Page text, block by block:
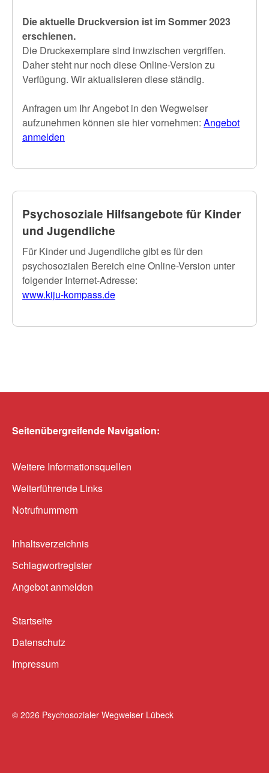
Die aktuelle Druckversion ist im Sommer 2023
erschienen.
Die Druckexemplare sind inwzischen vergriffen.
Daher steht nur noch diese Online-Version zu
Verfügung. Wir aktualisieren diese ständig.
Anfragen um Ihr Angebot in den Wegweiser
aufzunehmen können sie hier vornehmen: Angebot
anmelden
Psychosoziale Hilfsangebote für Kinder
und Jugendliche
Für Kinder und Jugendliche gibt es für den
psychosozialen Bereich eine Online-Version unter
folgender Internet-Adresse:
www.kiju-kompass.de
Seitenübergreifende Navigation:
Weitere Informationsquellen
Weiterführende Links
Notrufnummern
Inhaltsverzeichnis
Schlagwortregister
Angebot anmelden
Startseite
Datenschutz
Impressum
© 2026 Psychosozialer Wegweiser Lübeck